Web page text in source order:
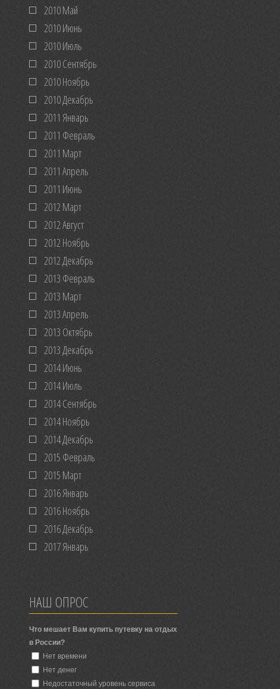
2010 Май
2010 Июнь
2010 Июль
2010 Сентябрь
2010 Ноябрь
2010 Декабрь
2011 Январь
2011 Февраль
2011 Март
2011 Апрель
2011 Июнь
2012 Март
2012 Август
2012 Ноябрь
2012 Декабрь
2013 Февраль
2013 Март
2013 Апрель
2013 Октябрь
2013 Декабрь
2014 Июнь
2014 Июль
2014 Сентябрь
2014 Ноябрь
2014 Декабрь
2015 Февраль
2015 Март
2016 Январь
2016 Ноябрь
2016 Декабрь
2017 Январь
НАШ ОПРОС
Что мешает Вам купить путевку на отдых
в России?
Нет времени
Нет денег
Недостаточный уровень сервиса